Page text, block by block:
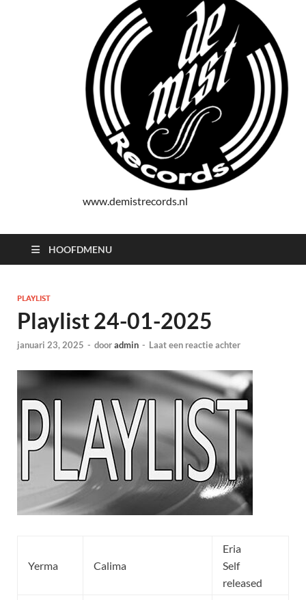
www.demistrecords.nl
HOOFDMENU
PLAYLIST
Playlist 24-01-2025
januari 23, 2025 - dooradmin - Laat een reactie achter
Yerma Calima
Eria
Self
released